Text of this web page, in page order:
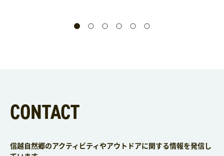
CONTACT
信越自然郷のアクティビティやアウトドアに関する情報を発信し